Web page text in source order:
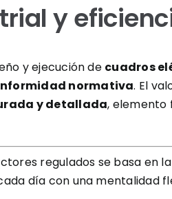
y
y ejecución de cuadros
normativa. El
y detallada, elemento
regulados se basa en la
día con una mentalidad